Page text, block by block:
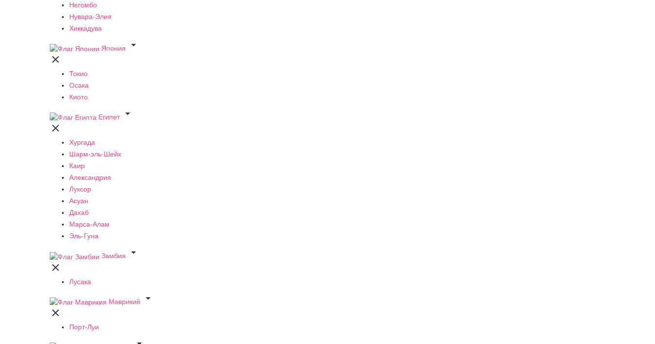
Негомбо
Нувара-Элия
Хиккадува
Япония


Токио
Осака
Киото
Египет


Хургада
Шарм-эль-Шейх
Каир
Александрия
Луксор
Асуан
Дахаб
Марса-Алам
Эль-Гуна
Замбия


Лусака
Маврикий


Порт-Луи